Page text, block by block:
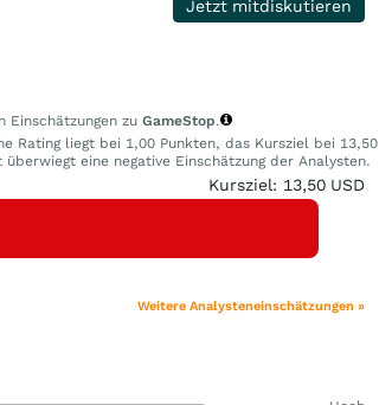
Jetzt mitdiskutieren
Einschätzungen zu GameStop.
liegt bei 1,00 Punkten, das Kursziel bei 13,50
eine negative Einschätzung der Analysten.
Kursziel: 13,50 USD
Weitere Analysteneinschätzungen »